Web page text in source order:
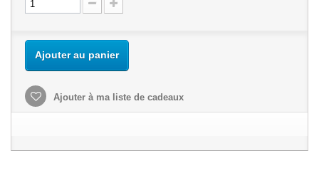
Ajouter au panier
Ajouter à ma liste de cadeaux